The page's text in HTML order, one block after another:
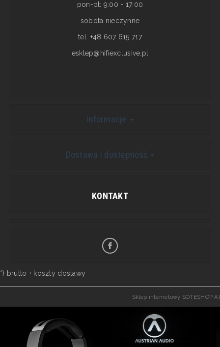
pon-pt: 9:00 - 17:00
sobota nieczynne
tel. +48 607 615 717
esklep@hifiexclusive.pl
Informacje
Dostawa i dostępność
KONTAKT
*) brutto + koszty dostawy
Sklep internetowy SOTESHOP AI